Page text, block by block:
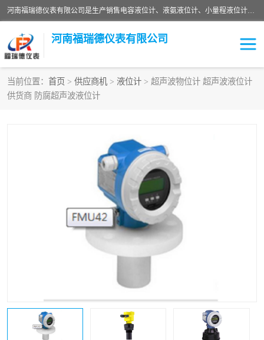
河南福瑞德仪表有限公司是生产销售电容液位计、液氨液位计、小量程液位计定制、智能锅炉水位计、液氮液位计等；并在产品开发、研制的过程中，吸取国内外仪器仪表的技术精华，建立了一支高、精、尖的科研开发队伍，使产品性能不断升级。
河南福瑞德仪表有限公司
当前位置： 首页 > 供应商机 > 液位计 > 超声波物位计 超声波液位计
供货商 防腐超声波液位计
液位计
液氮液位计
液位计传感器定制
物位计
测漏仪
智能锅炉水位计 电容液位计
流量仪表 加油站液位仪